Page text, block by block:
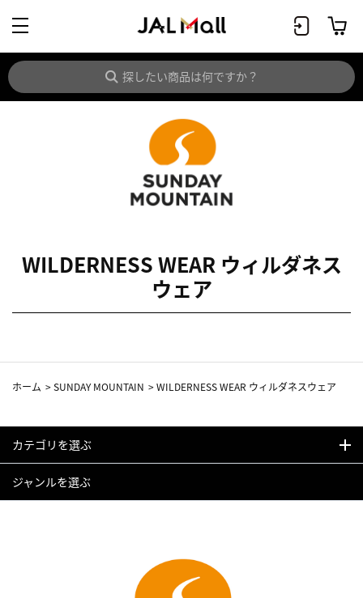
WILDERNESS WEAR ウィルダネス
ウェア
ホーム >SUNDAY MOUNTAIN >WILDERNESS WEAR ウィルダネスウェア
カテゴリを選ぶ
ジャンルを選ぶ